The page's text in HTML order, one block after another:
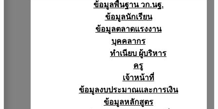
ข้อมูลพื้นฐาน วก.นฐ.
ข้อมูลนักเรียน
ข้อมูลตลาดแรงงาน
บุคคลากร
ทำเนียบ ผู้บริหาร
ครู
เจ้าหน้าที่
ข้อมูลงบประมาณเเละการเงิน
ข้อมูลหลักสูตร